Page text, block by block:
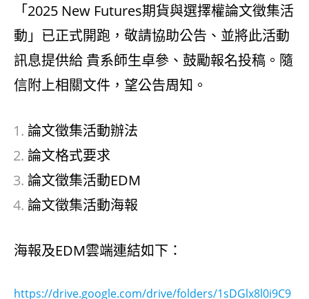
「2025 New Futures期貨與選擇權論文徵集活
動」已正式開跑，敬請協助公告、並將此活動
訊息提供給 貴系師生卓參、鼓勵報名投稿。隨
信附上相關文件，望公告周知。
論文徵集活動辦法
論文格式要求
論文徵集活動EDM
論文徵集活動海報
海報及EDM雲端連結如下：
https://drive.google.com/drive/folders/1sDGlx8l0i9C9